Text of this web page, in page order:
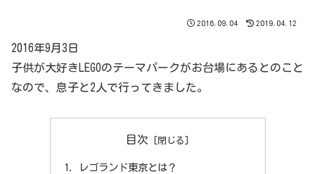
2016.09.04 2019.04.12
2016年9月3日
子供が大好きLEGOのテーマパークがお台場にあるとのこと
なので、息子と2人で行ってきました。
目次
レゴランド東京とは？